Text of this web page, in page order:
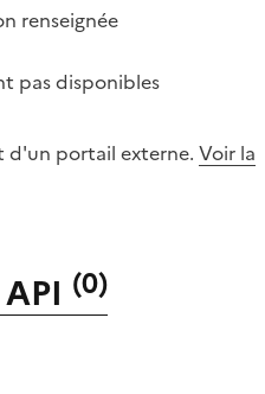
renseignée
pas disponibles
d'un portail externe. Voir la
(0)